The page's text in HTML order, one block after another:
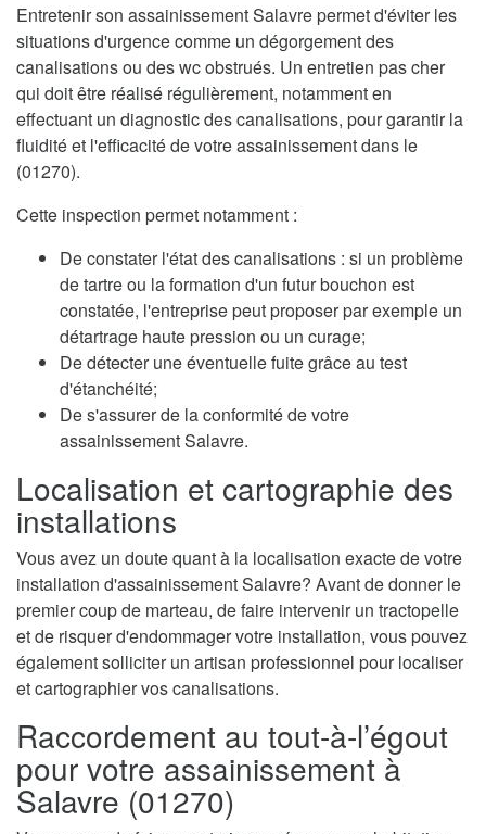
Entretenir son assainissement Salavre permet d'éviter les
situations d'urgence comme un dégorgement des
canalisations ou des wc obstrués. Un entretien pas cher
qui doit être réalisé régulièrement, notamment en
effectuant un diagnostic des canalisations, pour garantir la
fluidité et l'efficacité de votre assainissement dans le
(01270).
Cette inspection permet notamment :
De constater l'état des canalisations : si un problème
de tartre ou la formation d'un futur bouchon est
constatée, l'entreprise peut proposer par exemple un
détartrage haute pression ou un curage;
De détecter une éventuelle fuite grâce au test
d'étanchéité;
De s'assurer de la conformité de votre
assainissement Salavre.
Localisation et cartographie des
installations
Vous avez un doute quant à la localisation exacte de votre
installation d'assainissement Salavre? Avant de donner le
premier coup de marteau, de faire intervenir un tractopelle
et de risquer d'endommager votre installation, vous pouvez
également solliciter un artisan professionnel pour localiser
et cartographier vos canalisations.
Raccordement au tout-à-l’égout
pour votre assainissement à
Salavre (01270)